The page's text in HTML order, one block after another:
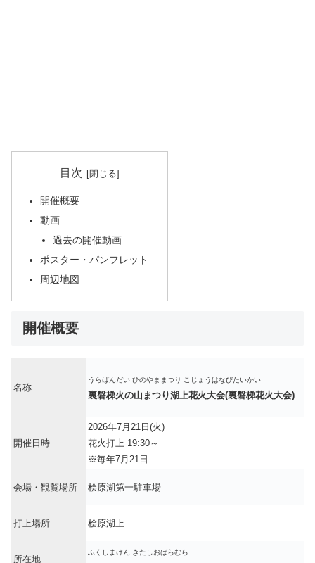
目次
開催概要
動画
過去の開催動画
ポスター・パンフレット
周辺地図
開催概要
名称
うらばんだい ひのやままつり こじょうはなびたいかい
裏磐梯火の山まつり湖上花火大会(裏磐梯花火大会)
開催日時
2026年7月21日(火)
花火打上 19:30～
※毎年7月21日
会場・観覧場所 桧原湖第一駐車場
打上場所 桧原湖上
所在地
ふくしまけん きたしおばらむら